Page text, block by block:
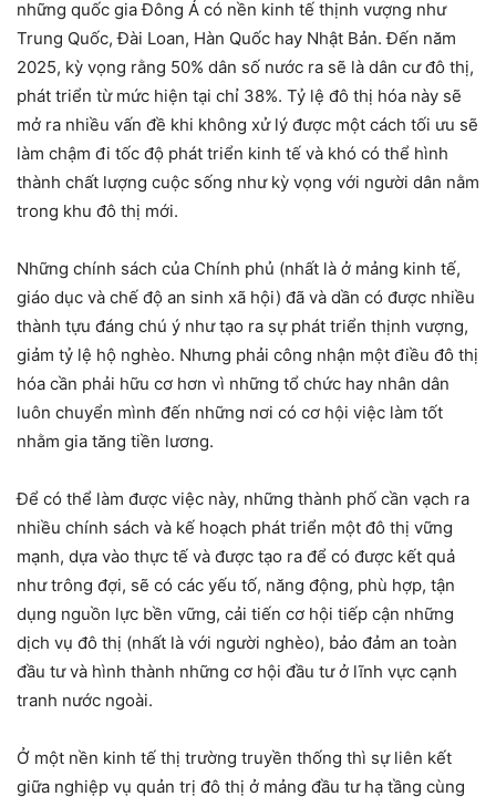
những quốc gia Đông Á có nền kinh tế thịnh vượng như
Trung Quốc, Đài Loan, Hàn Quốc hay Nhật Bản. Đến năm
2025, kỳ vọng rằng 50% dân số nước ra sẽ là dân cư đô thị,
phát triển từ mức hiện tại chỉ 38%. Tỷ lệ đô thị hóa này sẽ
mở ra nhiều vấn đề khi không xử lý được một cách tối ưu sẽ
làm chậm đi tốc độ phát triển kinh tế và khó có thể hình
thành chất lượng cuộc sống như kỳ vọng với người dân nằm
trong khu đô thị mới.
Những chính sách của Chính phủ (nhất là ở mảng kinh tế,
giáo dục và chế độ an sinh xã hội) đã và dần có được nhiều
thành tựu đáng chú ý như tạo ra sự phát triển thịnh vượng,
giảm tỷ lệ hộ nghèo. Nhưng phải công nhận một điều đô thị
hóa cần phải hữu cơ hơn vì những tổ chức hay nhân dân
luôn chuyển mình đến những nơi có cơ hội việc làm tốt
nhằm gia tăng tiền lương.
Để có thể làm được việc này, những thành phố cần vạch ra
nhiều chính sách và kế hoạch phát triển một đô thị vững
mạnh, dựa vào thực tế và được tạo ra để có được kết quả
như trông đợi, sẽ có các yếu tố, năng động, phù hợp, tận
dụng nguồn lực bền vững, cải tiến cơ hội tiếp cận những
dịch vụ đô thị (nhất là với người nghèo), bảo đảm an toàn
đầu tư và hình thành những cơ hội đầu tư ở lĩnh vực cạnh
tranh nước ngoài.
Ở một nền kinh tế thị trường truyền thống thì sự liên kết
giữa nghiệp vụ quản trị đô thị ở mảng đầu tư hạ tầng cùng